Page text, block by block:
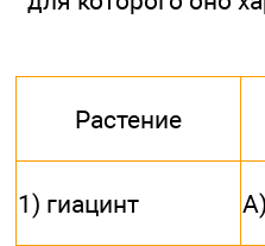
Растение
1) гиацинт